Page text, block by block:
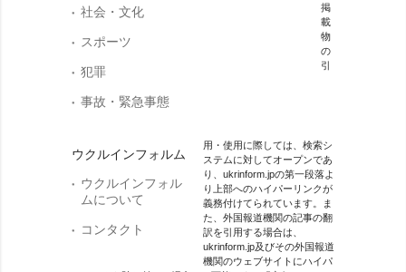
社会・文化
スポーツ
犯罪
事故・緊急事態
ウクルインフォルム
ウクルインフォル
ムについて
コンタクト
掲
載
物
の
引
用・使用に際しては、検索シ
ステムに対してオープンであ
り、ukrinform.jpの第一段落よ
り上部へのハイパーリンクが
義務付けてられています。ま
た、外国報道機関の記事の翻
訳を引用する場合は、
ukrinform.jp及びその外国報道
機関のウェブサイトにハイパ